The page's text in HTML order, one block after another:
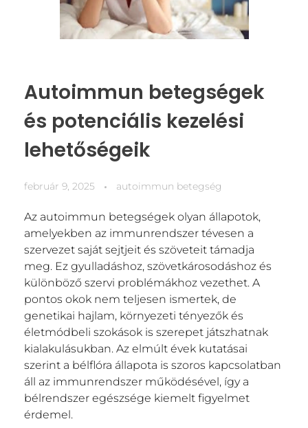
Autoimmun betegségek
és potenciális kezelési
lehetőségeik
február 9, 2025 autoimmun betegség
Az autoimmun betegségek olyan állapotok,
amelyekben az immunrendszer tévesen a
szervezet saját sejtjeit és szöveteit támadja
meg. Ez gyulladáshoz, szövetkárosodáshoz és
különböző szervi problémákhoz vezethet. A
pontos okok nem teljesen ismertek, de
genetikai hajlam, környezeti tényezők és
életmódbeli szokások is szerepet játszhatnak
kialakulásukban. Az elmúlt évek kutatásai
szerint a bélflóra állapota is szoros kapcsolatban
áll az immunrendszer működésével, így a
bélrendszer egészsége kiemelt figyelmet
érdemel.